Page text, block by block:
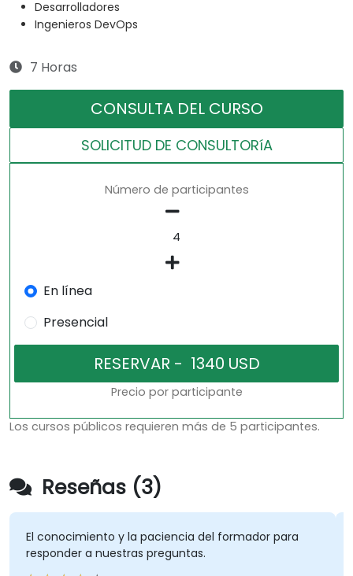
Desarrolladores
Ingenieros DevOps
7 Horas
CONSULTA DEL CURSO
SOLICITUD DE CONSULTORíA
Número de participantes
En línea
Presencial
Precio por participante
Los cursos públicos requieren más de 5 participantes.
Reseñas (3)
El conocimiento y la paciencia del formador para
responder a nuestras preguntas.